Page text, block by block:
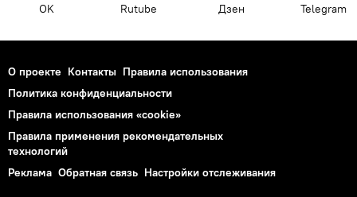
OK Rutube Дзен Telegram
О проекте Контакты Правила использования
Политика конфиденциальности
Правила использования «cookie»
Правила применения рекомендательных
технологий
Реклама Обратная связь Настройки отслеживания